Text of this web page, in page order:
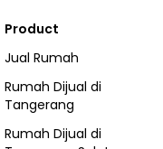
Product
Jual Rumah
Rumah Dijual di
Tangerang
Rumah Dijual di